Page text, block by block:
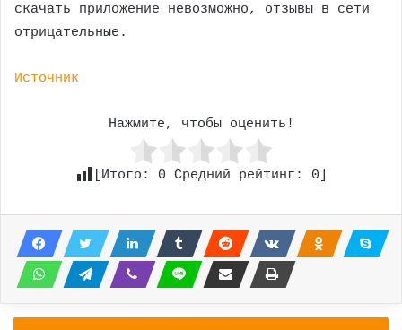
скачать приложение невозможно, отзывы в сети
отрицательные.
Источник
Нажмите, чтобы оценить!
[Итого: 0 Средний рейтинг: 0